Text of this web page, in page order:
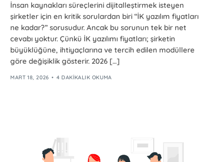
İnsan kaynakları süreçlerini dijitalleştirmek isteyen
şirketler için en kritik sorulardan biri “İK yazılım fiyatları
ne kadar?” sorusudur. Ancak bu sorunun tek bir net
cevabı yoktur. Çünkü İK yazılımı fiyatları; şirketin
büyüklüğüne, ihtiyaçlarına ve tercih edilen modüllere
göre değişiklik gösterir. 2026 […]
MART 18, 2026 4 DAKIKALIK OKUMA